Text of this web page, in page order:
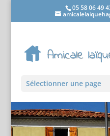
05 58 06 49
Sélectionner une page